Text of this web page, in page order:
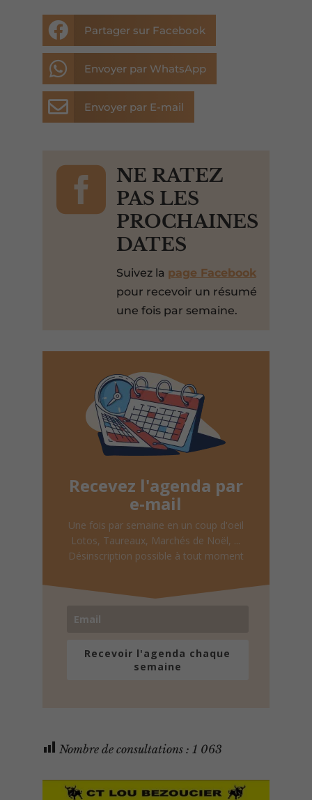
 Partager sur Facebook
 Envoyer par WhatsApp
 Envoyer par E-mail

NE RATEZ
PAS LES
PROCHAINES
DATES
Suivez la page Facebook
pour recevoir un résumé
une fois par semaine.
Recevez l'agenda par
e-mail
Une fois par semaine en un coup d'oeil
Lotos, Taureaux, Marchés de Noël, ...
Désinscription possible à tout moment
Recevoir l'agenda chaque
semaine
Nombre de consultations : 1 063